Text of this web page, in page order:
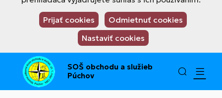
Prijať cookies
Odmietnuť cookies
Nastaviť cookies
SOŠ obchodu a služieb
Púchov